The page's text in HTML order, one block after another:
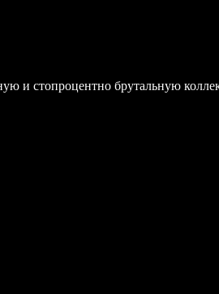
и стопроцентно брутальную